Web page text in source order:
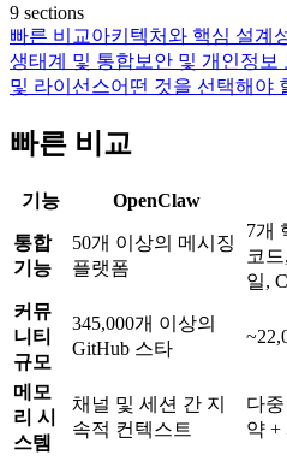
9 sections
빠른 비교아키텍처와 핵심 설계
생태계 및 통합보안 및 개인정보
및 라이선스어떤 것을 선택해야
빠른 비교
기능 OpenClaw
통합
기능
50개 이상의 메시징
플랫폼
7개
코
일,
커뮤
니티
규모
345,000개 이상의
GitHub 스타
메모
리 시
스템
채널 및 세션 간 지
속적 컨텍스트
다
약 +